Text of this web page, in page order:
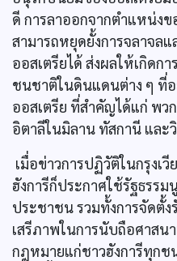
ดี การลาออกจากตำแหน่งข
สามารถหยุดยั้งการจลาจล
ออสเตรียได้ ส่งผลให้เกิด
ชนชาติในดินแดนต่าง ๆ ที่
ออสเตรีย ที่สำคัญได้แก่ พว
อิตาลีในมิลาน ทัสกานี และ
เมื่อข่าวการปฏิวัติในกรุงเ
ฮังการีก็ประกาศใช้รัฐธรร
ประชาชน รวมทั้งการจัดตั้
เสรีภาพในการนับถือศาสน
กฎหมายแก่ชาวฮังการีทุกช